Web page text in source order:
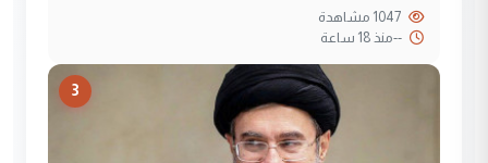
--منذ 18 ساعة
3